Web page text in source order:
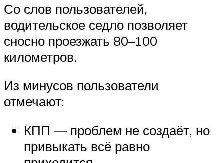
Со слов пользователей,
водительское седло позволяет
сносно проезжать 80–100
километров.
Из минусов пользователи
отмечают:
КПП — проблем не создаёт, но
привыкать всё равно